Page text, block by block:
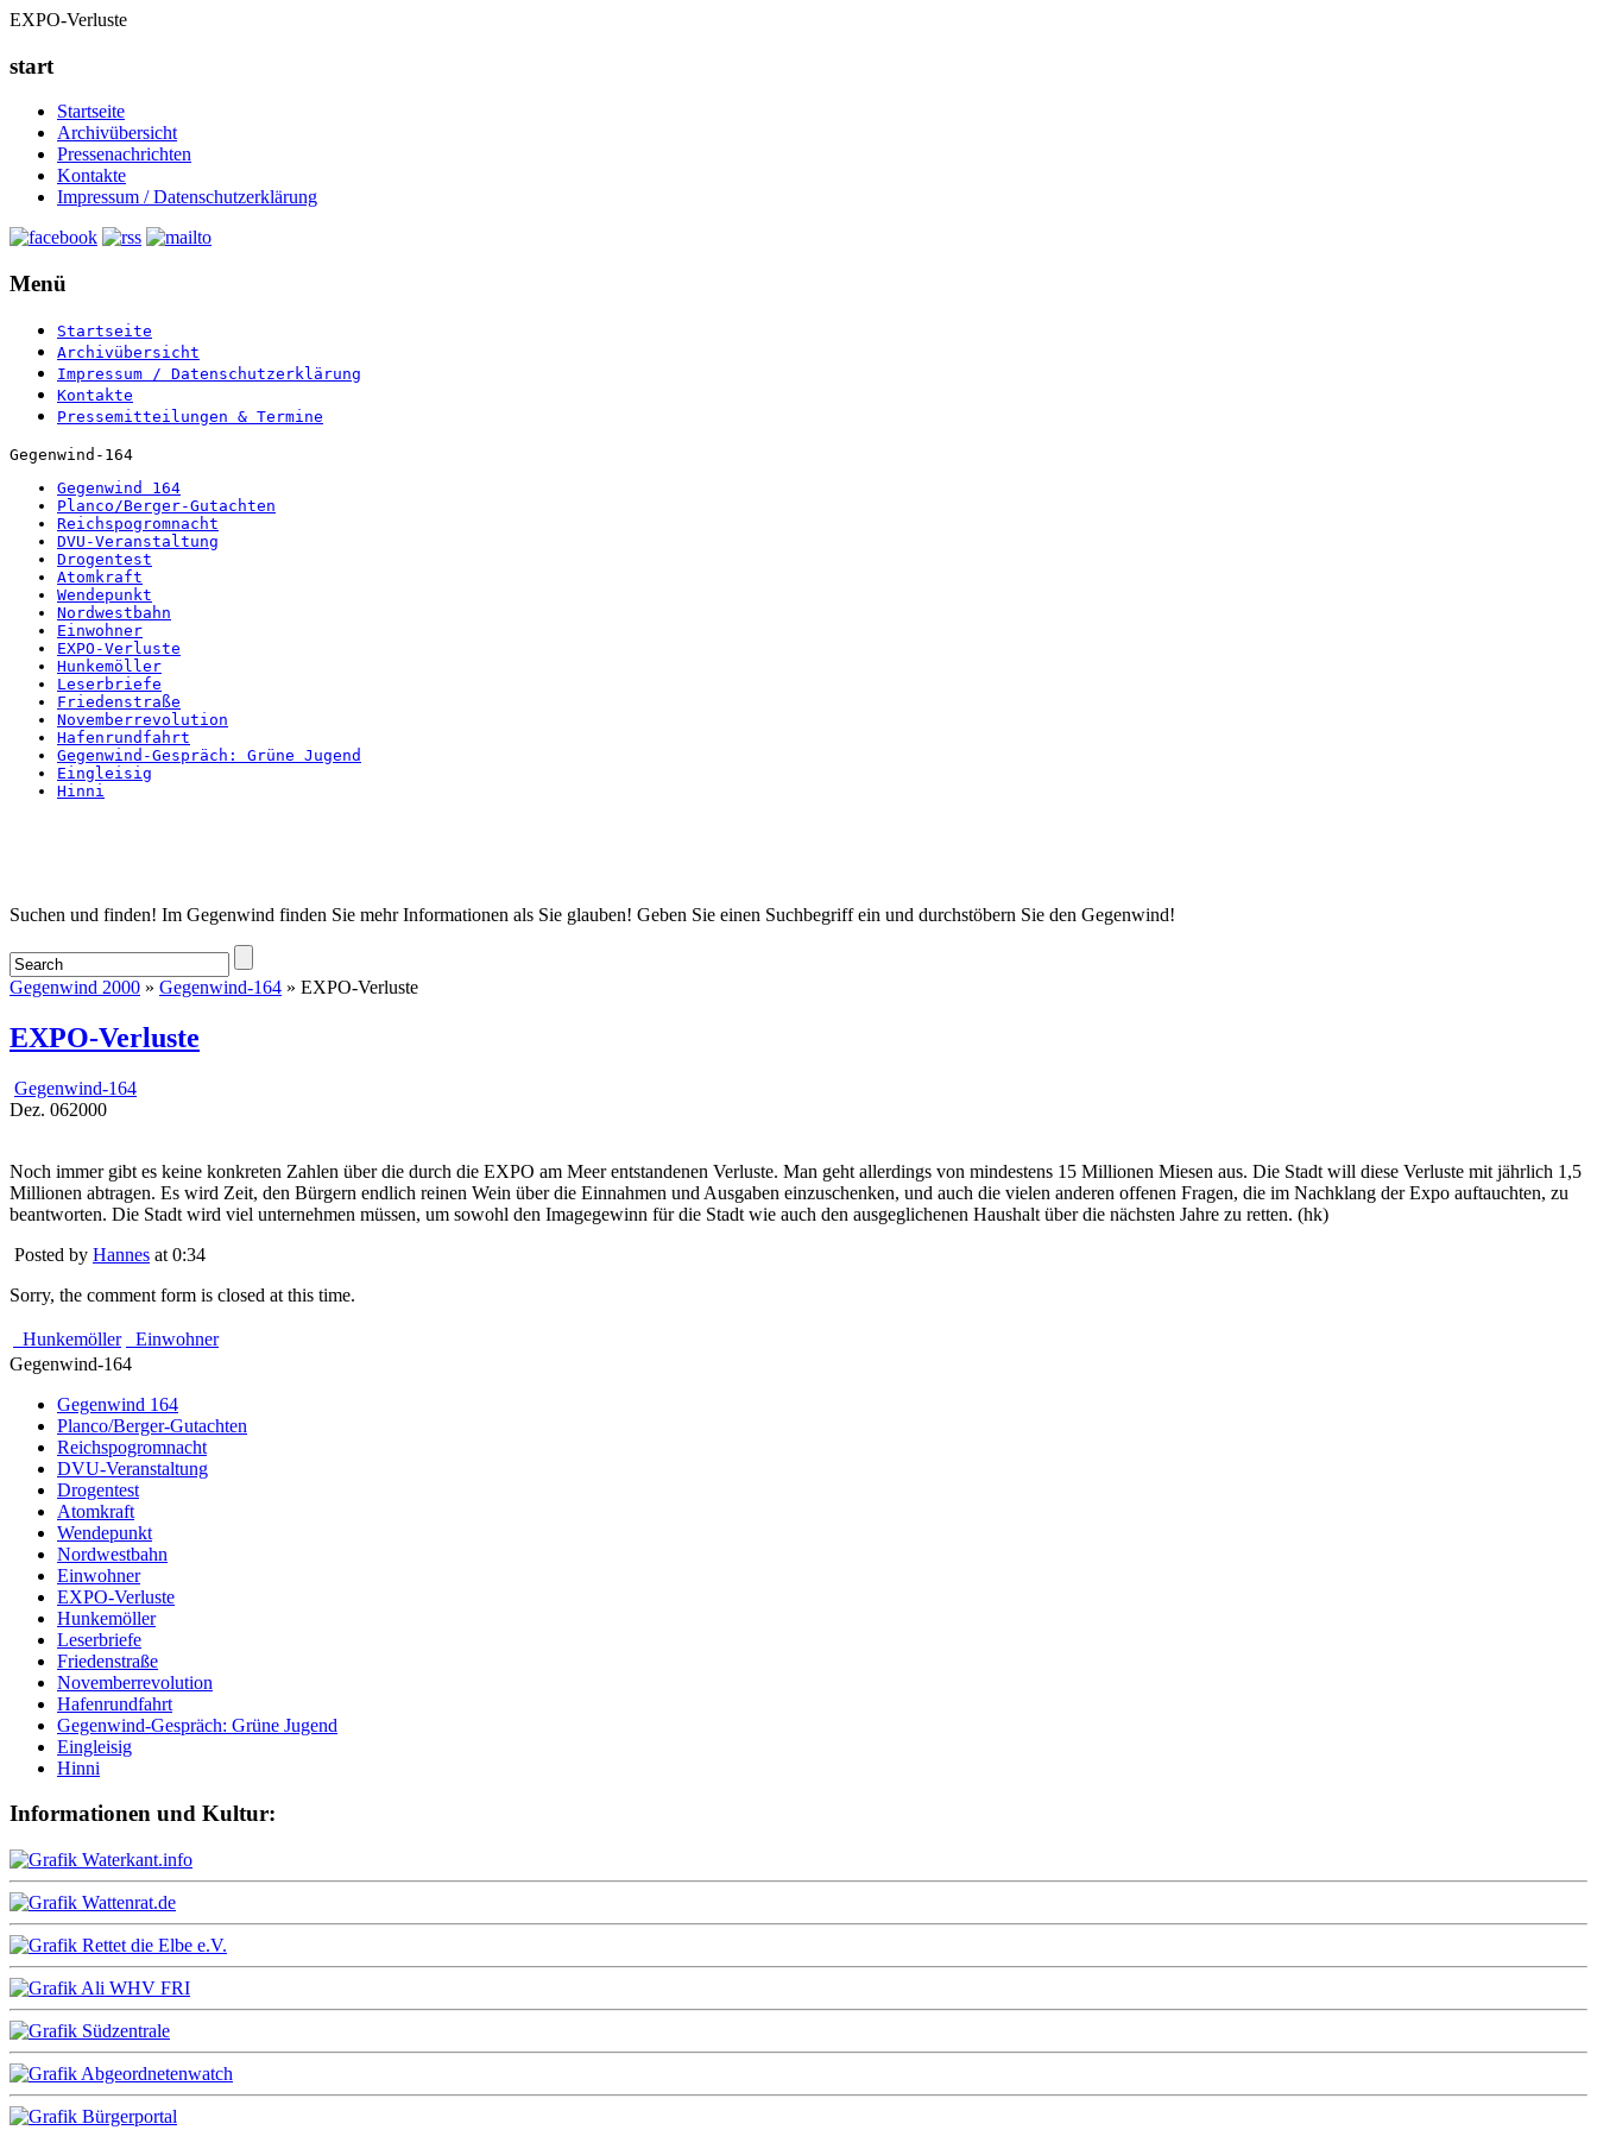
EXPO-Verluste
start
Startseite
Archivübersicht
Pressenachrichten
Kontakte
Impressum / Datenschutzerklärung
Menü
Startseite
Archivübersicht
Impressum / Datenschutzerklärung
Kontakte
Pressemitteilungen & Termine
Gegenwind-164
Gegenwind 164
Planco/Berger-Gutachten
Reichspogromnacht
DVU-Veranstaltung
Drogentest
Atomkraft
Wendepunkt
Nordwestbahn
Einwohner
EXPO-Verluste
Hunkemöller
Leserbriefe
Friedenstraße
Novemberrevolution
Hafenrundfahrt
Gegenwind-Gespräch: Grüne Jugend
Eingleisig
Hinni
Startseite
Suchen und finden! Im Gegenwind finden Sie mehr Informationen als Sie glauben! Geben Sie einen Suchbegriff ein und durchstöbern Sie den Gegenwind!
Gegenwind 2000 » Gegenwind-164 » EXPO-Verluste
EXPO-Verluste
Gegenwind-164
Dez. 062000
Noch immer gibt es keine konkreten Zahlen über die durch die EXPO am Meer entstandenen Verluste. Man geht allerdings von mindestens 15 Millionen Miesen aus. Die Stadt will diese Verluste mit jährlich 1,5
Millionen abtragen. Es wird Zeit, den Bürgern endlich reinen Wein über die Einnahmen und Ausgaben einzuschenken, und auch die vielen anderen offenen Fragen, die im Nachklang der Expo auftauchten, zu
beantworten. Die Stadt wird viel unternehmen müssen, um sowohl den Imagegewinn für die Stadt wie auch den ausgeglichenen Haushalt über die nächsten Jahre zu retten. (hk)
Posted by Hannes at 0:34
Sorry, the comment form is closed at this time.
Hunkemöller
Einwohner
Gegenwind-164
Gegenwind 164
Planco/Berger-Gutachten
Reichspogromnacht
DVU-Veranstaltung
Drogentest
Atomkraft
Wendepunkt
Nordwestbahn
Einwohner
EXPO-Verluste
Hunkemöller
Leserbriefe
Friedenstraße
Novemberrevolution
Hafenrundfahrt
Gegenwind-Gespräch: Grüne Jugend
Eingleisig
Hinni
Informationen und Kultur: